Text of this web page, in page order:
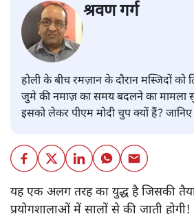
श्रवण गर्ग
होली के बीच रमज़ान के दौरान मस्जिदों
जुमे की नमाज़ का समय बदलने का मामला
इसको लेकर पीएम मोदी चुप क्यों हैं? जानिए
यह एक अलग तरह का युद्ध है जिसकी
प्रयोगशालाओं में सालों से की जाती